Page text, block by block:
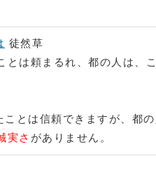
徒然草
とは頼まるれ、都の人は、
ことは信頼できますが、都
実さ がありません。